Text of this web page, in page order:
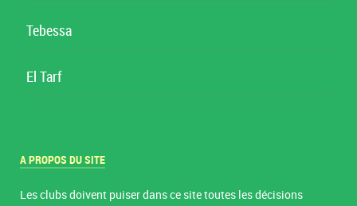
Tebessa
El Tarf
A PROPOS DU SITE
Les clubs doivent puiser dans ce site toutes les décisions